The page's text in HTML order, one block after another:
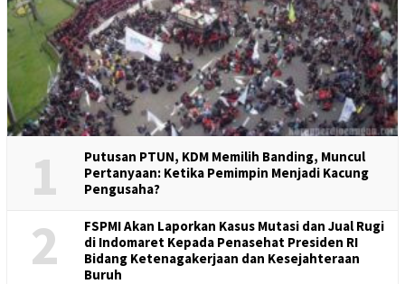
1
Putusan PTUN, KDM Memilih Banding, Muncul
Pertanyaan: Ketika Pemimpin Menjadi Kacung
Pengusaha?
2
FSPMI Akan Laporkan Kasus Mutasi dan Jual Rugi
di Indomaret Kepada Penasehat Presiden RI
Bidang Ketenagakerjaan dan Kesejahteraan
Buruh